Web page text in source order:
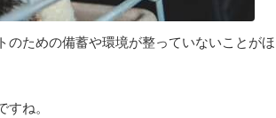
ための備蓄や環境が整っていないことがほ
すね。